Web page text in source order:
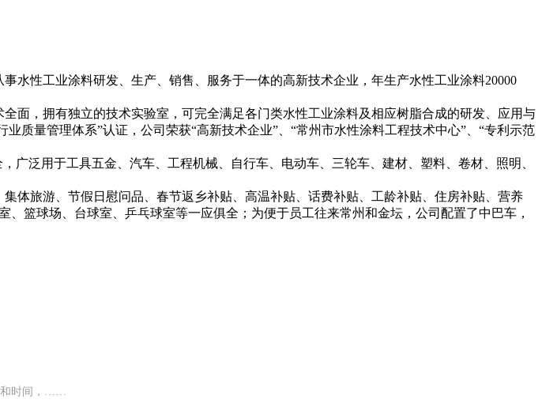
水性工业涂料研发、生产、销售、服务于一体的高新技术企业，年生产水性工业涂料20000
面，拥有独立的技术实验室，可完全满足各门类水性工业涂料及相应树脂合成的研发、应用与
业质量管理体系”认证，公司荣获“高新技术企业”、“常州市水性涂料工程技术中心”、“专利示范
泛用于工具五金、汽车、工程机械、自行车、电动车、三轮车、建材、塑料、卷材、照明、
体旅游、节假日慰问品、春节返乡补贴、高温补贴、话费补贴、工龄补贴、住房补贴、营养
篮球场、台球室、乒乓球室等一应俱全；为便于员工往来常州和金坛，公司配置了中巴车，
和时间，……